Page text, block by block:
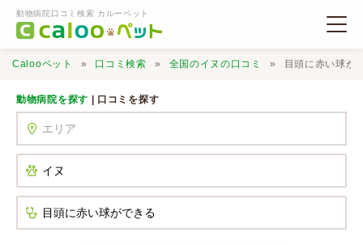
動物病院口コミ検索 カルーペット
口コミ検索
Calooペット 口コミ検索 全国のイヌの口コミ 目頭に赤い球が
動物病院を探す | 口コミを探す